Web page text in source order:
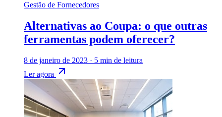
Gestão de Fornecedores
Alternativas ao Coupa: o que outras
ferramentas podem oferecer?
8 de janeiro de 2023 · 5 min de leitura
Ler agora